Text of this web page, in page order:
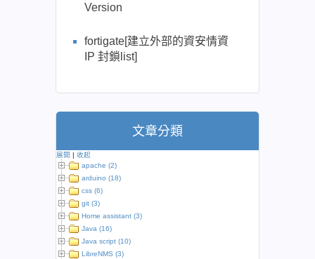
Version
fortigate[建立外部的資安情資
IP 封鎖list]
文章分類
展開 | 收起
apache (2)
arduino (18)
css (6)
git (3)
Home assistant (3)
Java (16)
Java script (10)
LibreNMS (3)